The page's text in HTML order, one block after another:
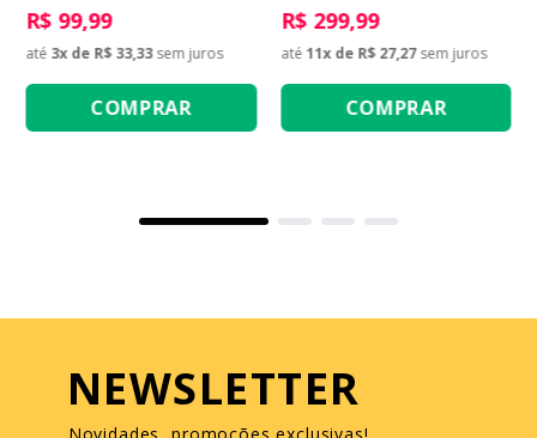
R$ 99,99
até 3x de R$ 33,33 sem juros
COMPRAR
R$ 299,99
até 11x de R$ 27,27 sem juros
COMPRAR
NEWSLETTER